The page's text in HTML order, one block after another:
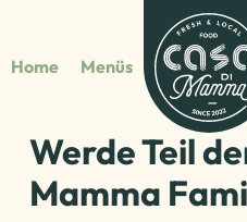
Home Menüs
Werde Teil
Mamma